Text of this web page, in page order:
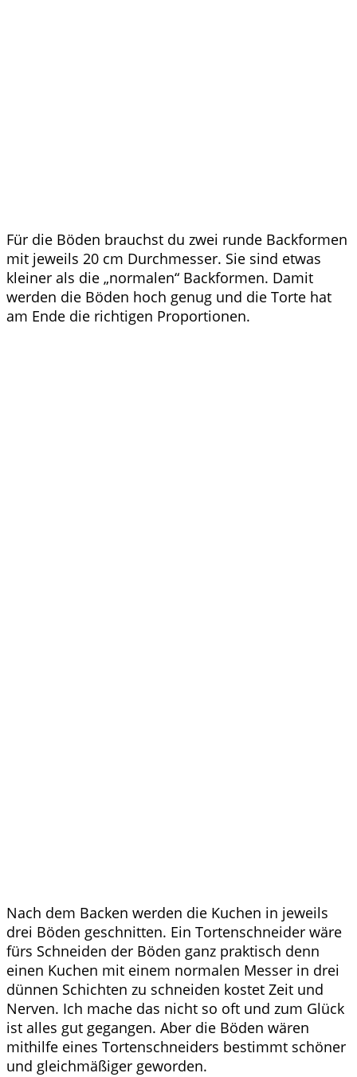
Für die Böden brauchst du zwei runde Backformen
mit jeweils 20 cm Durchmesser. Sie sind etwas
kleiner als die „normalen“ Backformen. Damit
werden die Böden hoch genug und die Torte hat
am Ende die richtigen Proportionen.
Nach dem Backen werden die Kuchen in jeweils
drei Böden geschnitten. Ein Tortenschneider wäre
fürs Schneiden der Böden ganz praktisch denn
einen Kuchen mit einem normalen Messer in drei
dünnen Schichten zu schneiden kostet Zeit und
Nerven. Ich mache das nicht so oft und zum Glück
ist alles gut gegangen. Aber die Böden wären
mithilfe eines Tortenschneiders bestimmt schöner
und gleichmäßiger geworden.